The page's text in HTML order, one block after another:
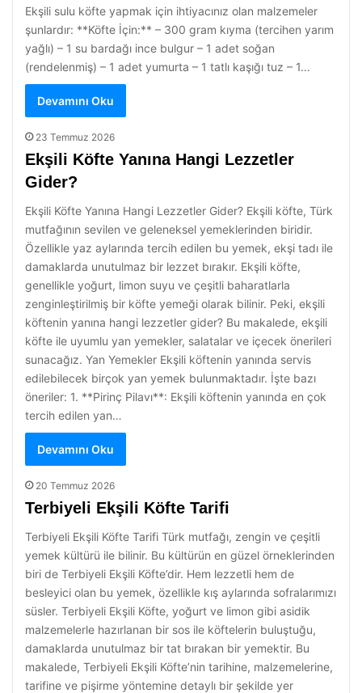
Ekşili sulu köfte yapmak için ihtiyacınız olan malzemeler
şunlardır: **Köfte İçin:** – 300 gram kıyma (tercihen yarım
yağlı) – 1 su bardağı ince bulgur – 1 adet soğan
(rendelenmiş) – 1 adet yumurta – 1 tatlı kaşığı tuz – 1…
Devamını Oku
23 Temmuz 2026
Ekşili Köfte Yanına Hangi Lezzetler
Gider?
Ekşili Köfte Yanına Hangi Lezzetler Gider? Ekşili köfte, Türk
mutfağının sevilen ve geleneksel yemeklerinden biridir.
Özellikle yaz aylarında tercih edilen bu yemek, ekşi tadı ile
damaklarda unutulmaz bir lezzet bırakır. Ekşili köfte,
genellikle yoğurt, limon suyu ve çeşitli baharatlarla
zenginleştirilmiş bir köfte yemeği olarak bilinir. Peki, ekşili
köftenin yanına hangi lezzetler gider? Bu makalede, ekşili
köfte ile uyumlu yan yemekler, salatalar ve içecek önerileri
sunacağız. Yan Yemekler Ekşili köftenin yanında servis
edilebilecek birçok yan yemek bulunmaktadır. İşte bazı
öneriler: 1. **Pirinç Pilavı**: Ekşili köftenin yanında en çok
tercih edilen yan…
Devamını Oku
20 Temmuz 2026
Terbiyeli Ekşili Köfte Tarifi
Terbiyeli Ekşili Köfte Tarifi Türk mutfağı, zengin ve çeşitli
yemek kültürü ile bilinir. Bu kültürün en güzel örneklerinden
biri de Terbiyeli Ekşili Köfte’dir. Hem lezzetli hem de
besleyici olan bu yemek, özellikle kış aylarında sofralarımızı
süsler. Terbiyeli Ekşili Köfte, yoğurt ve limon gibi asidik
malzemelerle hazırlanan bir sos ile köftelerin buluştuğu,
damaklarda unutulmaz bir tat bırakan bir yemektir. Bu
makalede, Terbiyeli Ekşili Köfte’nin tarihine, malzemelerine,
tarifine ve pişirme yöntemine detaylı bir şekilde yer